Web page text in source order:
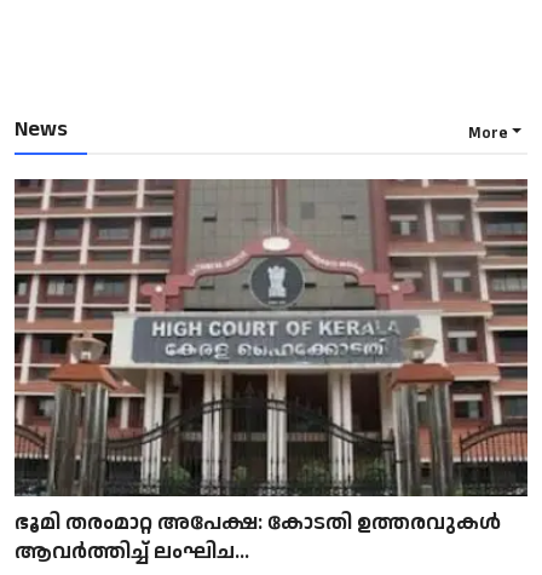
News More
ഭൂമി തരംമാറ്റ അപേക്ഷ: കോടതി ഉത്തരവുകൾ
ആവർത്തിച്ച് ലംഘിച...